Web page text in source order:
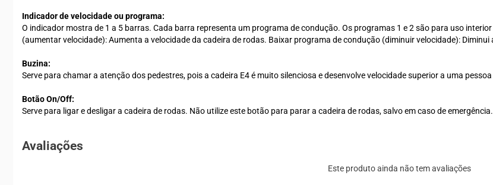
Indicador de velocidade ou programa:
O indicador mostra de 1 a 5 barras. Cada barra representa um programa de condução. Os programas 1 e 2 são para uso
(aumentar velocidade): Aumenta a velocidade da cadeira de rodas. Baixar programa de condução (diminuir velocidade): Diminui
Buzina:
Serve para chamar a atenção dos pedestres, pois a cadeira E4 é muito silenciosa e desenvolve velocidade superior a uma
Botão On/Off:
Serve para ligar e desligar a cadeira de rodas. Não utilize este botão para parar a cadeira de rodas, salvo em caso de
Avaliações
Este produto ainda não tem avaliações